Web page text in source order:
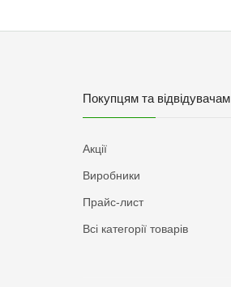
Покупцям та відвідувачам
Акції
Виробники
Прайс-лист
Всі категорії товарів